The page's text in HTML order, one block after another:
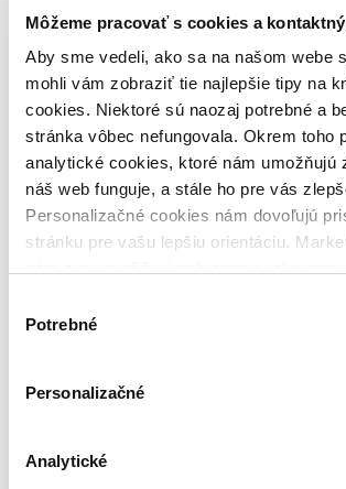
Môžeme pracovať s cookies a
Aby sme vedeli, ako sa na našom webe
mohli vám zobraziť tie najlepšie tipy na
cookies. Niektoré sú naozaj potrebné a
stránka vôbec nefungovala. Okrem toho
analytické cookies, ktoré nám umožňujú
náš web funguje, a stále ho pre vás
Personalizačné cookies nám dovoľujú
stránku pre vašu lepšiu orientáciu.
nám pomohlo, keby sme mohli používať
súhlasu
Potrebné
Personalizačné
Analytické